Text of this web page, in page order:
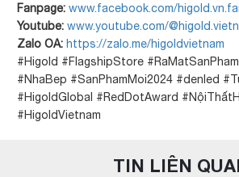
Fanpage: www.facebook.com/
Youtube: www.youtube.com/
Zalo OA: https://zalo.me/higoldvietnam
#Higold #FlagshipStore
#NhaBep #SanPhamMoi2024 #denled
#HigoldGlobal #RedDotAward
#HigoldVietnam
TIN LIÊN